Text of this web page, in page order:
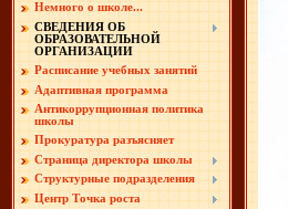
Немного о школе...
СВЕДЕНИЯ ОБ
ОБРАЗОВАТЕЛЬНОЙ
ОРГАНИЗАЦИИ
Расписание учебных занятий
Адаптивная программа
Антикоррупционная политика
школы
Прокуратура разъясняет
Страница директора школы
Структурные подразделения
Центр Точка роста